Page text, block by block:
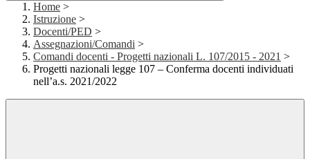
Home >
Istruzione >
Docenti/PED >
Assegnazioni/Comandi >
Comandi docenti - Progetti nazionali L. 107/2015 - 2021 >
Progetti nazionali legge 107 – Conferma docenti individuati
nell’a.s. 2021/2022